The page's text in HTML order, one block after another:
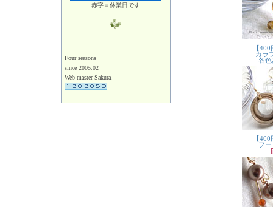
赤字＝休業日です
Four seasons
since 2005.02
Web master Sakura